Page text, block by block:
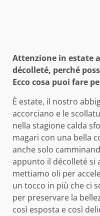
Attenzione in estate
décolleté, perché
Ecco cosa puoi fare
È estate, il nostro
accorciano e le
nella stagione calda
magari con una bella
anche solo
appunto il décolleté si
mettiamo oli per
un tocco in più che ci
per preservare la
così esposta e così